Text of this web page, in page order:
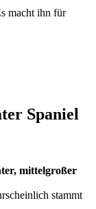
macht ihn für
Spaniel
mittelgroßer
stammt